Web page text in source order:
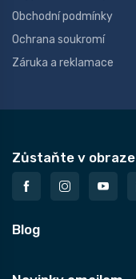
Obchodní podmínky
Ochrana soukromí
Záruka a reklamace
Zůstaňte v obraze
Blog